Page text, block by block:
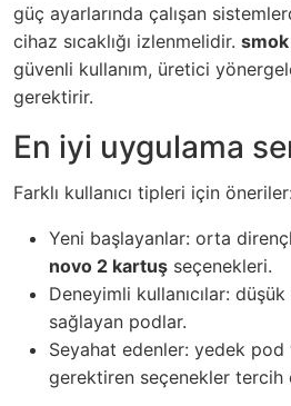
güç ayarlarında çalışan
cihaz sıcaklığı izlenmelidir.
güvenli kullanım, üretici
gerektirir.
En iyi uygulama
Farklı kullanıcı tipleri için öneriler:
Yeni başlayanlar: orta
novo 2 kartuş seçenekleri.
Deneyimli kullanıcılar:
sağlayan podlar.
Seyahat edenler: yedek pod
gerektiren seçenekler tercih